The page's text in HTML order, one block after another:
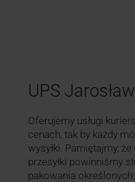
UPS
Oferujemy usługi
cenach, tak by każdy
wysyłki. Pamiętajmy,
przesyłki powinniśmy
pakowania